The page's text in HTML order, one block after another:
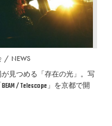
NEWS
見つめる「存在の光」。写
/ Telescope」を京都で開